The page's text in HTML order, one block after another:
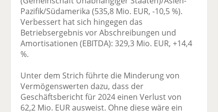
Pazifik/Südamerika (535,8 Mio. EUR, -10,5 %).
Verbessert hat sich hingegen das
Betriebsergebnis vor Abschreibungen und
Amortisationen (EBITDA): 329,3 Mio. EUR, +14,4
%.
Unter dem Strich führte die Minderung von
Vermögenswerten dazu, dass der
Geschäftsbericht für 2024 einen Verlust von
62,2 Mio. EUR ausweist. Ohne diese wäre ein